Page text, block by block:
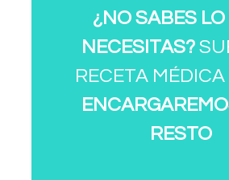
¿NO SABES
NECESITAS?
RECETA MÉDICA
RESTO